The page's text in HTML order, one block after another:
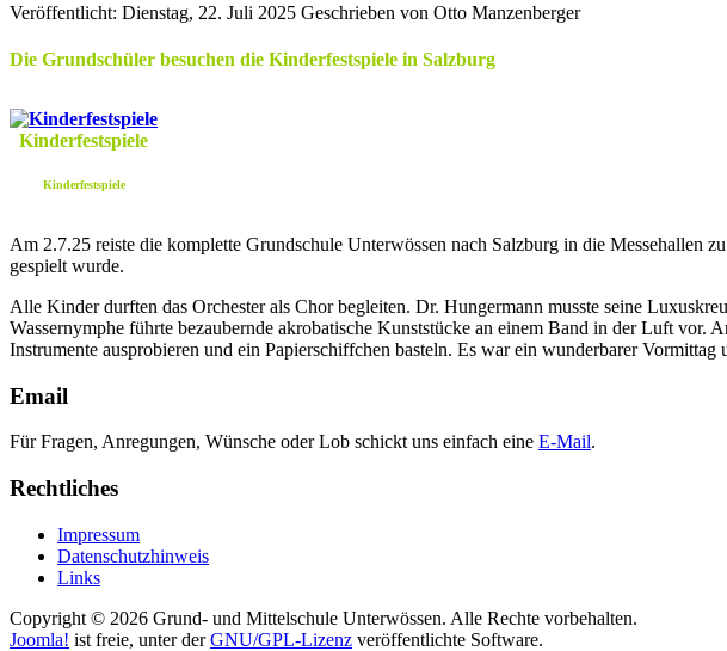
Veröffentlicht: Dienstag, 22. Juli 2025 Geschrieben von Otto Manzenberger
Die Grundschüler besuchen die Kinderfestspiele in Salzburg
Kinderfestspiele
Kinderfestspiele
Am 2.7.25 reiste die komplette Grundschule Unterwössen nach Salzburg in die Messehallen
gespielt wurde.
Alle Kinder durften das Orchester als Chor begleiten. Dr. Hungermann musste seine
Wassernymphe führte bezaubernde akrobatische Kunststücke an einem Band in der Luft
Instrumente ausprobieren und ein Papierschiffchen basteln. Es war ein wunderbarer
Email
Für Fragen, Anregungen, Wünsche oder Lob schickt uns einfach eine E-Mail.
Rechtliches
Impressum
Datenschutzhinweis
Links
Copyright © 2026 Grund- und Mittelschule Unterwössen. Alle Rechte vorbehalten.
Joomla! ist freie, unter derGNU/GPL-Lizenz veröffentlichte Software.